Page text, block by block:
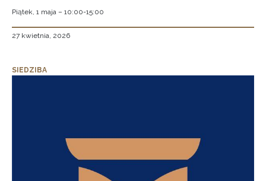
Piątek, 1 maja – 10:00-15:00
27 kwietnia, 2026
SIEDZIBA